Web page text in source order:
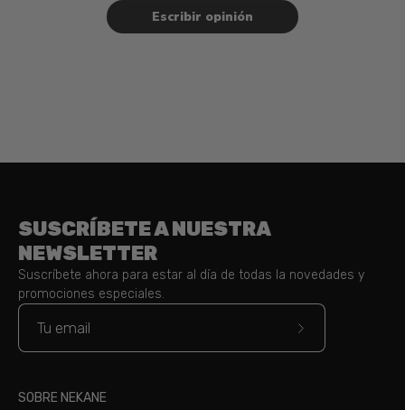
Escribir opinión
SUSCRÍBETE A NUESTRA
NEWSLETTER
Suscríbete ahora para estar al día de todas la novedades y
promociones especiales.
Suscríbete
SOBRE NEKANE